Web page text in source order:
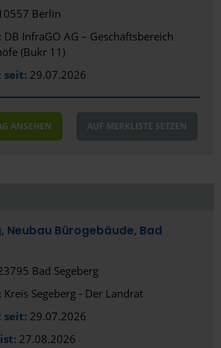
Berlin
DB InfraGO AG – Geschäftsbereich
(Bukr 11)
seit: 29.07.2026
ANSEHEN AUF MERKLISTE SETZEN
Neubau Bürogebäude, Bad
Bad Segeberg
Kreis Segeberg - Der Landrat
seit: 29.07.2026
27.08.2026